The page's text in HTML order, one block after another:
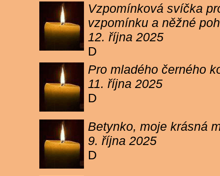
Vzpomínková svíčka
vzpomínku a něžné
12. října 2025
D
Pro mladého černého
11. října 2025
D
Betynko, moje krásná
9. října 2025
D